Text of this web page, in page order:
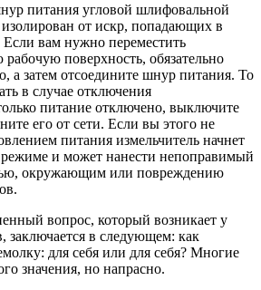
питания угловой шлифовальной
от искр, попадающих в
вам нужно переместить
поверхность, обязательно
а затем отсоедините шнур питания. То
в случае отключения
питание отключено, выключите
его от сети. Если вы этого не
питания измельчитель начнет
режиме и может нанести непоправимый
окружающим или повреждению
вопрос, который возникает у
заключается в следующем: как
для себя или для себя? Многие
значения, но напрасно.